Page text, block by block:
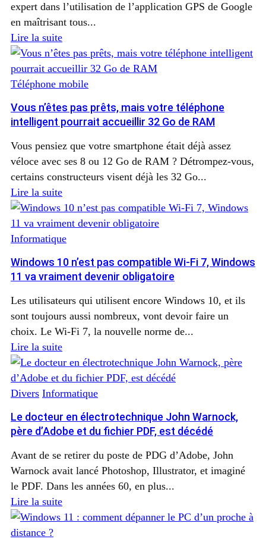
expert dans l’utilisation de l’application GPS de Google
en maîtrisant tous...
Lire la suite
Téléphone mobile
Vous n’êtes pas prêts, mais votre téléphone
intelligent pourrait accueillir 32 Go de RAM
Vous pensiez que votre smartphone était déjà assez
véloce avec ses 8 ou 12 Go de RAM ? Détrompez-vous,
certains constructeurs visent déjà les 32 Go...
Lire la suite
Informatique
Windows 10 n’est pas compatible Wi-Fi 7, Windows
11 va vraiment devenir obligatoire
Les utilisateurs qui utilisent encore Windows 10, et ils
sont toujours aussi nombreux, vont devoir faire un
choix. Le Wi-Fi 7, la nouvelle norme de...
Lire la suite
Divers Informatique
Le docteur en électrotechnique John Warnock,
père d’Adobe et du fichier PDF, est décédé
Avant de se retirer du poste de PDG d’Adobe, John
Warnock avait lancé Photoshop, Illustrator, et imaginé
le PDF. Dans les années 60, en plus...
Lire la suite